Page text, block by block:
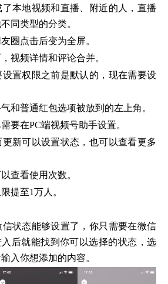
本地视频和直播、附近的人，直播
同类型的分类。
圈点击后变为全屏。
视频详情和评论合并。
置权限之前是默认的，现在需要设
和普通红包选项被放到的左上角。
要在PC端视频号助手设置。
新可以设置状态，也可以查看更多
查看使用次数。
提至1万人。
状态能够设置了，你只需要在微信
后就能找到你可以选择的状态，选
入你想添加的内容。